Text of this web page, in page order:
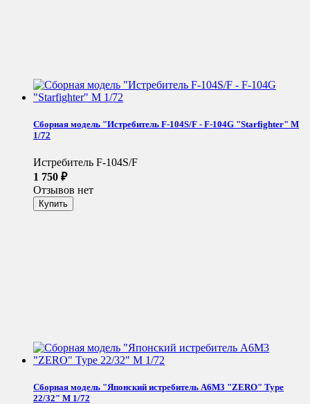
Сборная модель "Истребитель F-104S/F - F-104G "Starfighter" М
1/72
Истребитель F-104S/F
1 750 ₽
Отзывов нет
Сборная модель "Японский истребитель A6M3 "ZERO" Type
22/32" М 1/72